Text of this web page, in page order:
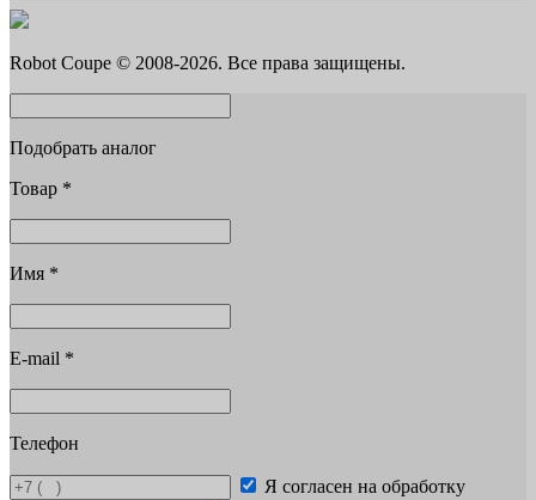
Robot Coupe © 2008-2026. Все права защищены.
Подобрать аналог
Товар *
Имя *
E-mail *
Телефон
Я согласен на обработку